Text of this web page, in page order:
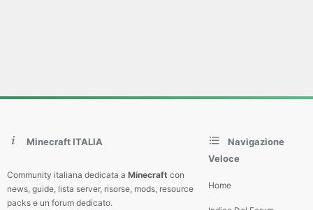
Minecraft ITALIA
Community italiana dedicata a Minecraft con
news, guide, lista server, risorse, mods, resource
packs e un forum dedicato.
Navigazione
Veloce
Home